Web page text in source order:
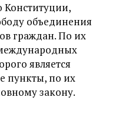
Конституции,
объединения
граждан. По их
является
пункты, по их
закону.